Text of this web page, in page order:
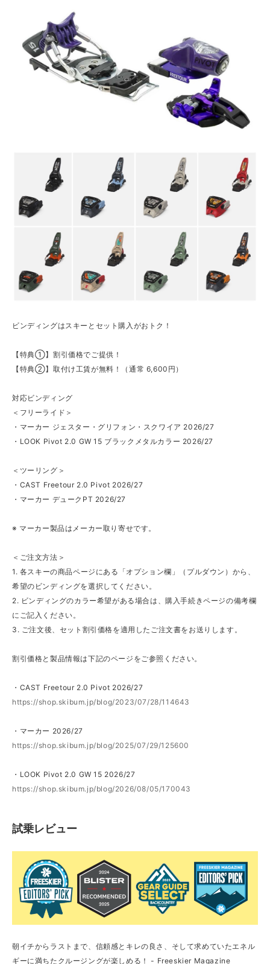
ビンディングはスキーとセット購入がおトク！
【特典①】割引価格でご提供！
【特典②】取付け工賃が無料！（通常 6,600円）
対応ビンディング
＜フリーライド＞
・マーカー ジェスター・グリフォン・スクワイア 2026/27
・LOOK Pivot 2.0 GW 15 ブラックメタルカラー 2026/27
＜ツーリング＞
・CAST Freetour 2.0 Pivot 2026/27
・マーカー デュークPT 2026/27
※ マーカー製品はメーカー取り寄せです。
＜ご注文方法＞
1. 各スキーの商品ページにある「オプション欄」（プルダウン）から、
希望のビンディングを選択してください。
2. ビンディングのカラー希望がある場合は、購入手続きページの備考欄
にご記入ください。
3. ご注文後、セット割引価格を適用したご注文書をお送りします。
割引価格と製品情報は下記のページをご参照ください。
・CAST Freetour 2.0 Pivot 2026/27
https://shop.skibum.jp/blog/2023/07/28/114643
・マーカー 2026/27
https://shop.skibum.jp/blog/2025/07/29/125600
・LOOK Pivot 2.0 GW 15 2026/27
https://shop.skibum.jp/blog/2026/08/05/170043
試乗レビュー
朝イチからラストまで、信頼感とキレの良さ、そして求めていたエネル
ギーに満ちたクルージングが楽しめる！ - Freeskier Magazine